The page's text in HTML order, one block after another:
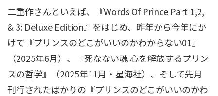
二重作さんといえば、『Words Of Prince Part 1,2,
& 3: Deluxe Edition』をはじめ、昨年から今年にか
けて『プリンスのどこがいいのかわからない01』
（2025年6月）、『死なない魂 心を解放するプリン
スの哲学』（2025年11月・星海社）、そして先月
刊行されたばかりの『プリンスのどこがいいのかわ